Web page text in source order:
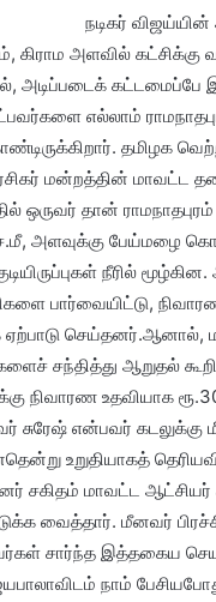
நடிகர்
கிராம அளவில்
அடிப்படைக் கட்டமைப்பே
எல்லாம்
தமிழக
மன்றத்தின்
ஒருவர் தான்
அளவுக்கு பேய்மழை
நீரில்
பார்வை​யிட்டு,
செய்தனர்.ஆனால்,
சந்தித்து ஆறுதல்
நிவாரண
சுரேஷ் என்பவர்
உறுதி​யாகத்
சகிதம் மாவட்ட ஆட்சியர்
வைத்தார். மீனவர்
சார்ந்த இத்தகைய
நாம்